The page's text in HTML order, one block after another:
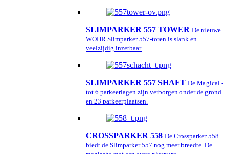
SLIMPARKER 557 TOWER De nieuwe
WÖHR Slimparker 557-toren is slank en
veelzijdig inzetbaar.
SLIMPARKER 557 SHAFT De Magical -
tot 6 parkeerlagen zijn verborgen onder de grond
en 23 parkeerplaatsen.
CROSSPARKER 558 De Crossparker 558
biedt de Slimparker 557 nog meer breedte. De